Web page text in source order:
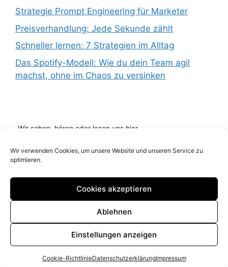
Wir verwenden Cookies, um unsere Website und unseren Service zu
optimieren.
Cookies akzeptieren
Ablehnen
Einstellungen anzeigen
Cookie-RichtlinieDatenschutzerklärungImpressum
Strategie Prompt Engineering für Marketer
Preisverhandlung: Jede Sekunde zählt
Schneller lernen: 7 Strategien im Alltag
Das Spotify-Modell: Wie du dein Team agil
machst, ohne im Chaos zu versinken
Wir sehen, hören oder lesen uns hier...
© 2026 Blog it Marketing andreassobing.de